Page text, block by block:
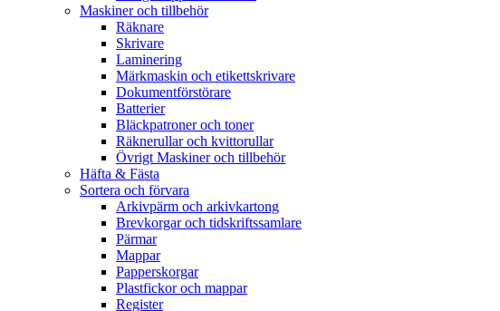
Maskiner och tillbehör
Räknare
Skrivare
Laminering
Märkmaskin och etikettskrivare
Dokumentförstörare
Batterier
Bläckpatroner och toner
Räknerullar och kvittorullar
Övrigt Maskiner och tillbehör
Häfta & Fästa
Sortera och förvara
Arkivpärm och arkivkartong
Brevkorgar och tidskriftssamlare
Pärmar
Mappar
Papperskorgar
Plastfickor och mappar
Register